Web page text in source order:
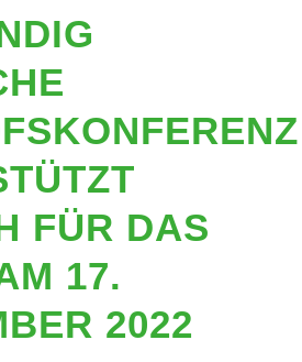
FÜR DAS
17.
2022